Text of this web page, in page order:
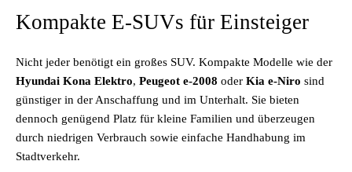
Kompakte E-SUVs für Einsteiger
Nicht jeder benötigt ein großes SUV. Kompakte Modelle wie der
Hyundai Kona Elektro, Peugeot e-2008 oder Kia e-Niro sind
günstiger in der Anschaffung und im Unterhalt. Sie bieten
dennoch genügend Platz für kleine Familien und überzeugen
durch niedrigen Verbrauch sowie einfache Handhabung im
Stadtverkehr.